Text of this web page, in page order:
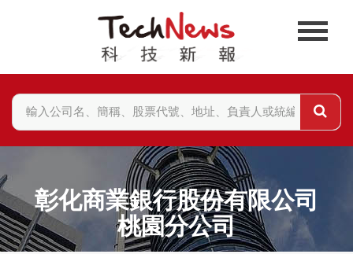
彰化商業銀行股份有限公司
桃園分公司